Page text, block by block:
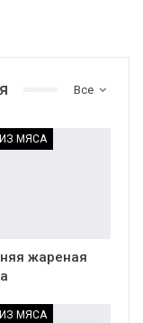
Все
МЯСА
жареная
МЯСА